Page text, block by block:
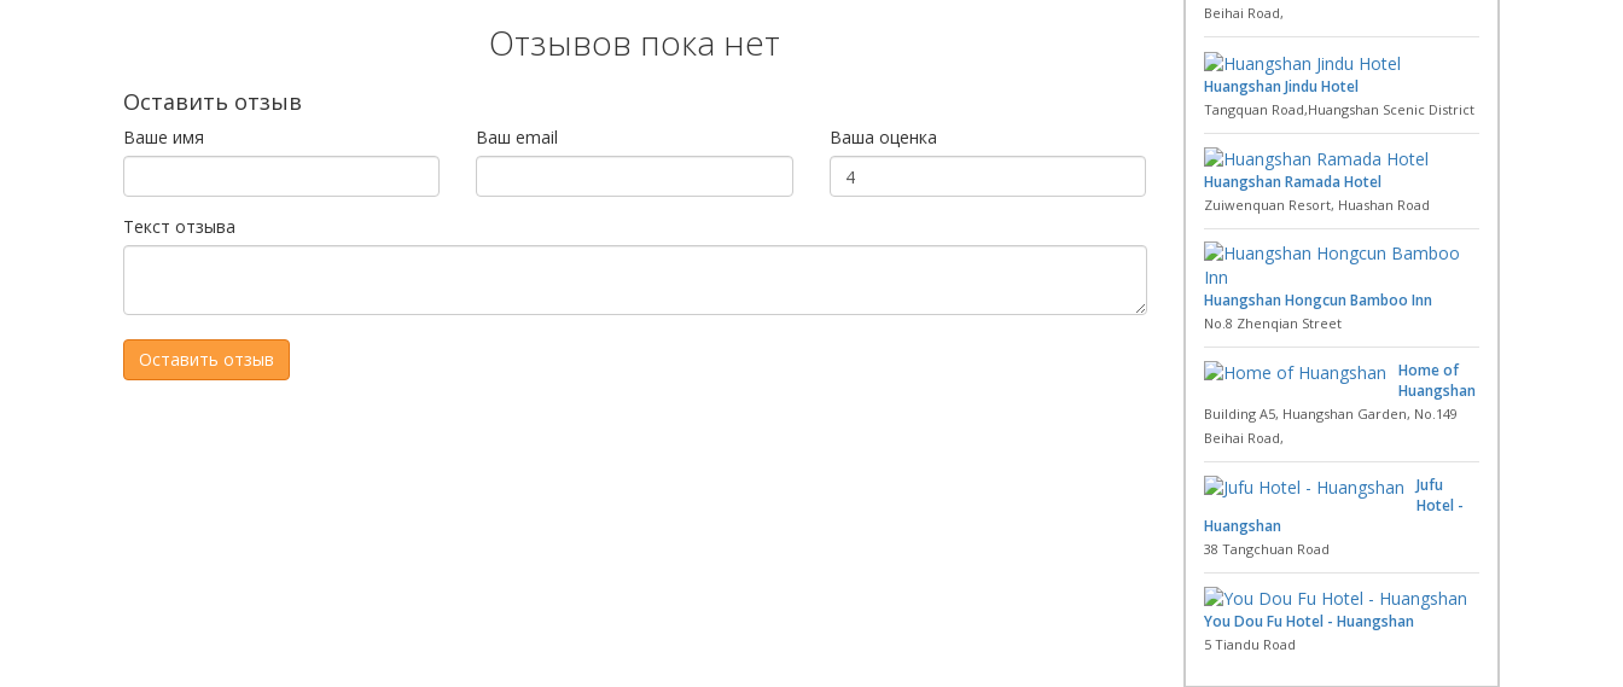
Отзывов пока нет
Оставить отзыв
Ваше имя Ваш email Ваша оценка
Текст отзыва
Beihai Road,
Huangshan Jindu Hotel
Tangquan Road,Huangshan Scenic District
Huangshan Ramada Hotel
Zuiwenquan Resort, Huashan Road
Huangshan Hongcun Bamboo Inn
No.8 Zhenqian Street
Home of
Huangshan
Building A5, Huangshan Garden, No.149
Beihai Road,
Jufu
Hotel -
Huangshan
38 Tangchuan Road
You Dou Fu Hotel - Huangshan
5 Tiandu Road